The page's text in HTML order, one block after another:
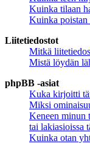
Kuinka tilaan
Kuinka poistan
Liitetiedostot
Mitkä
Mistä löydän
phpBB -asiat
Kuka kirjoitti
Miksi
Keneen minun
tai lakiasioissa
Kuinka otan